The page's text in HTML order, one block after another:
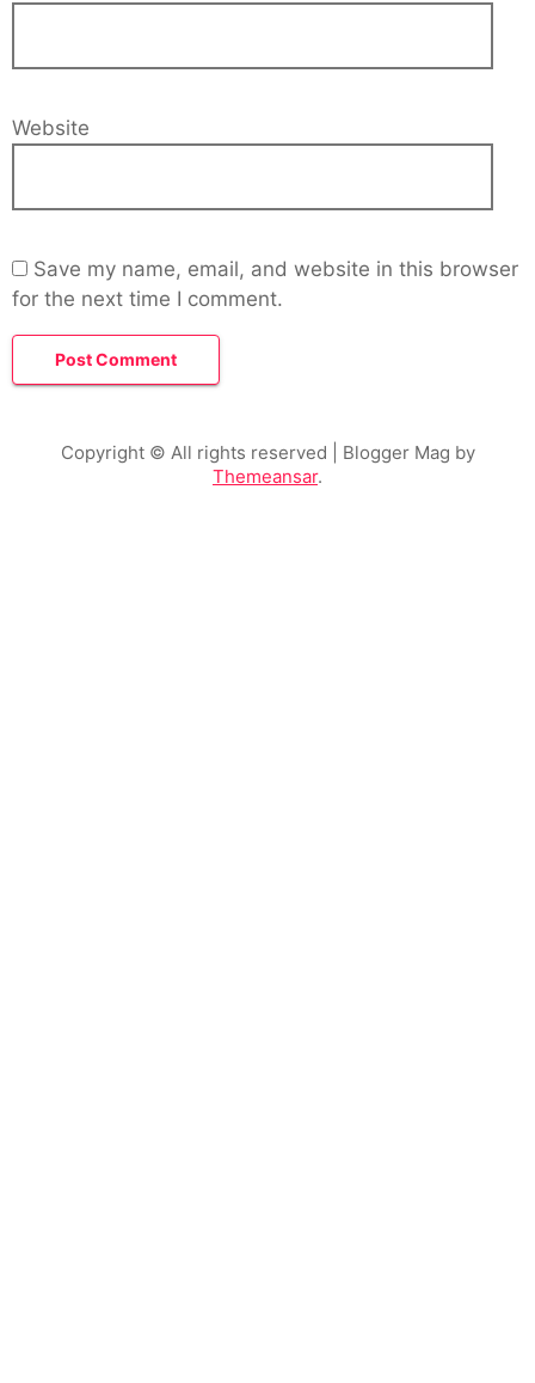
Website
Save my name, email, and website in this browser
for the next time I comment.
Copyright © All rights reserved | Blogger Mag by
Themeansar.